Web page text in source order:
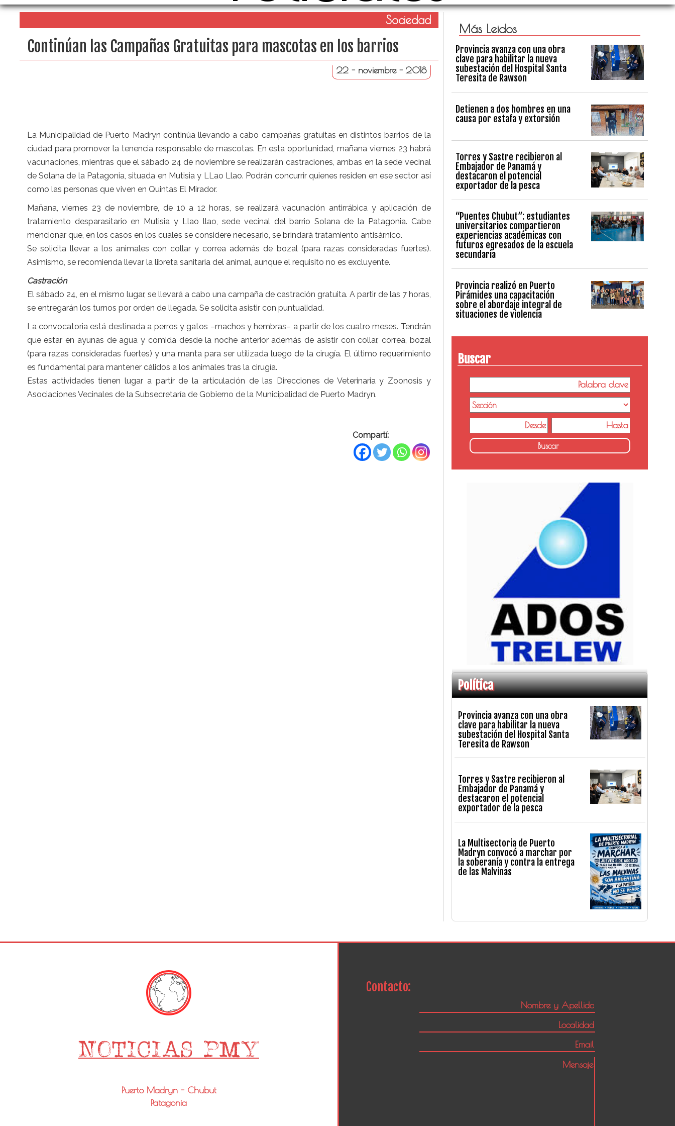
Sociedad
Continúan las Campañas Gratuitas para mascotas en los barrios
22 - noviembre - 2018
La Municipalidad de Puerto Madryn continúa llevando a cabo campañas gratuitas en distintos barrios de la
ciudad para promover la tenencia responsable de mascotas. En esta oportunidad,mañana viernes 23 habrá
vacunaciones, mientras que elsábado 24 de noviembrese realizarán castraciones, ambas en la sede vecinal
de Solana de la Patagonia, situada en Mutisia y LLao Llao. Podrán concurrir quienes residen en ese sector así
como las personas que viven en Quintas El Mirador.
Mañana ,viernes 23 de noviembre , de 10 a 12 horas, se realizará vacunación antirrábica y aplicación de
tratamiento desparasitario en Mutisia y Llao llao, sede vecinal del barrio Solana de la Patagonia. Cabe
mencionar que, en los casos en los cuales se considere necesario, se brindará tratamiento antisárnico.
Se solicita llevar a los animales con collar y correa además de bozal (para razas consideradas fuertes).
Asimismo, se recomienda llevar la libreta sanitaria del animal, aunque el requisito no es excluyente.
Castración
El sábado 24, en el mismo lugar, se llevará a cabo una campaña de castración gratuita. A partir de las 7 horas,
se entregarán los turnos por orden de llegada. Se solicita asistir con puntualidad.
La convocatoria está destinada a perros y gatos –machos y hembras– a partir de los cuatro meses. Tendrán
que estar en ayunas de agua y comida desde la noche anterior además de asistir con collar, correa, bozal
(para razas consideradas fuertes) y una manta para ser utilizada luego de la cirugía. El último requerimiento
es fundamental para mantener cálidos a los animales tras la cirugía.
Estas actividades tienen lugar a partir de la articulación de las Direcciones de Veterinaria y Zoonosis y
Asociaciones Vecinales de la Subsecretaría de Gobierno de la Municipalidad de Puerto Madryn.
Compartí:
Más Leidos
Provincia avanza con una obra
clave para habilitar la nueva
subestación del Hospital Santa
Teresita de Rawson
Detienen a dos hombres en una
causa por estafa y extorsión
Torres y Sastre recibieron al
Embajador de Panamá y
destacaron el potencial
exportador de la pesca
“Puentes Chubut”: estudiantes
universitarios compartieron
experiencias académicas con
futuros egresados de la escuela
secundaria
Provincia realizó en Puerto
Pirámides una capacitación
sobre el abordaje integral de
situaciones de violencia
Buscar
Política
Provincia avanza con una obra
clave para habilitar la nueva
subestación del Hospital Santa
Teresita de Rawson
Torres y Sastre recibieron al
Embajador de Panamá y
destacaron el potencial
exportador de la pesca
La Multisectoria de Puerto
Madryn convocó a marchar por
la soberanía y contra la entrega
de las Malvinas
Puerto Madryn - Chubut
Patagonia
Contacto: